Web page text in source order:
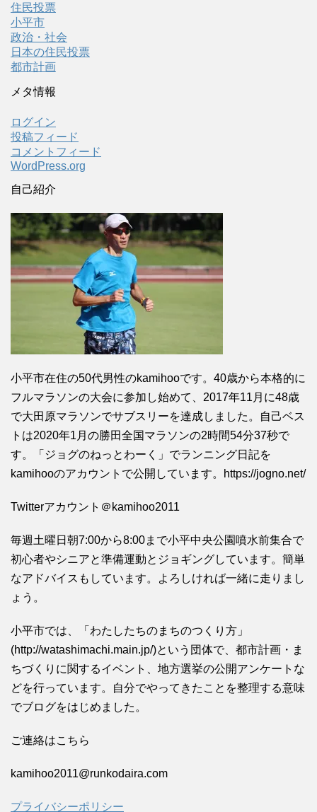
住民投票
小平市
政治・社会
日本の住民投票
都市計画
メタ情報
ログイン
投稿フィード
コメントフィード
WordPress.org
自己紹介
小平市在住の50代男性のkamihooです。40歳から本格的に
フルマラソンの大会に参加し始めて、2017年11月に48歳
で大田原マラソンでサブスリーを達成しました。自己ベス
トは2020年1月の勝田全国マラソンの2時間54分37秒で
す。「ジョグのねっとわーく」でランニング日記を
kamihooのアカウントで公開しています。https://jogno.net/
Twitterアカウント＠kamihoo2011
毎週土曜日朝7:00から8:00まで小平中央公園噴水前集合で
初心者やシニアと準備運動とジョギングしています。簡単
なアドバイスもしています。よろしければ一緒に走りまし
ょう。
小平市では、「わたしたちのまちのつくり方」
(http://watashimachi.main.jp/)という団体で、都市計画・ま
ちづくりに関するイベント、地方選挙の公開アンケートな
どを行っています。自分でやってきたことを整理する意味
でブログをはじめました。
ご連絡はこちら
kamihoo2011@runkodaira.com
プライバシーポリシー